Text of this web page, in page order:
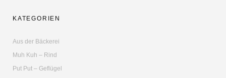
KATEGORIEN
Aus der Bäckerei
Muh Kuh – Rind
Put Put – Geflügel